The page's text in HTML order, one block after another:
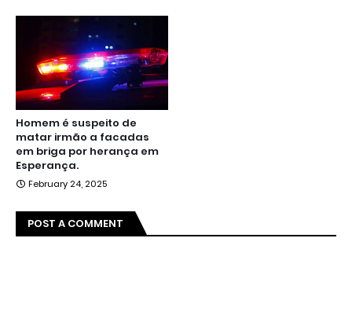
Homem é suspeito de
matar irmão a facadas
em briga por herança em
Esperança.
February 24, 2025
POST A COMMENT